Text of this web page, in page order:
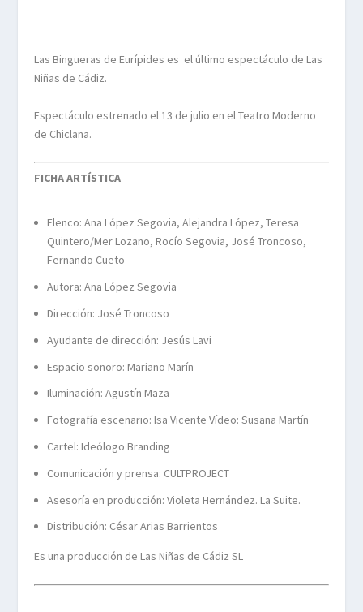
Las Bingueras de Eurípides es el último espectáculo de Las
Niñas de Cádiz.
Espectáculo estrenado el 13 de julio en el Teatro Moderno
de Chiclana.
FICHA ARTÍSTICA
Elenco: Ana López Segovia, Alejandra López, Teresa
Quintero/Mer Lozano, Rocío Segovia, José Troncoso,
Fernando Cueto
Autora: Ana López Segovia
Dirección: José Troncoso
Ayudante de dirección: Jesús Lavi
Espacio sonoro: Mariano Marín
Iluminación: Agustín Maza
Fotografía escenario: Isa Vicente Vídeo: Susana Martín
Cartel: Ideólogo Branding
Comunicación y prensa: CULTPROJECT
Asesoría en producción: Violeta Hernández. La Suite.
Distribución: César Arias Barrientos
Es una producción de Las Niñas de Cádiz SL